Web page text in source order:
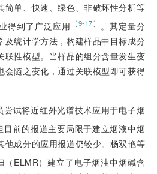
简单、快速、绿色、非破坏性分析等
得到了广泛应用 ［9-17］
。其定量分
及统计学方法，构建样品中目标成分
联性模型。当样品的组分含量发生变
会随之变化，通过关联模型即可获得
尝试将近红外光谱技术应用于电子烟
目前的报道主要局限于建立烟液中烟
他成分的应用报道仍较少。杨双艳等
（ELMR）建立了电子烟油中烟碱含